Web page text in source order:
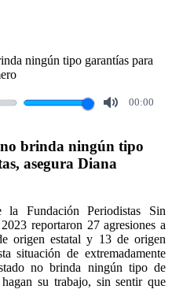
00:00
brinda ningún tipo
asegura Diana
la Fundación Periodistas Sin
reportaron 27 agresiones a
origen estatal y 13 de origen
situación de extremadamente
no brinda ningún tipo de
su trabajo, sin sentir que